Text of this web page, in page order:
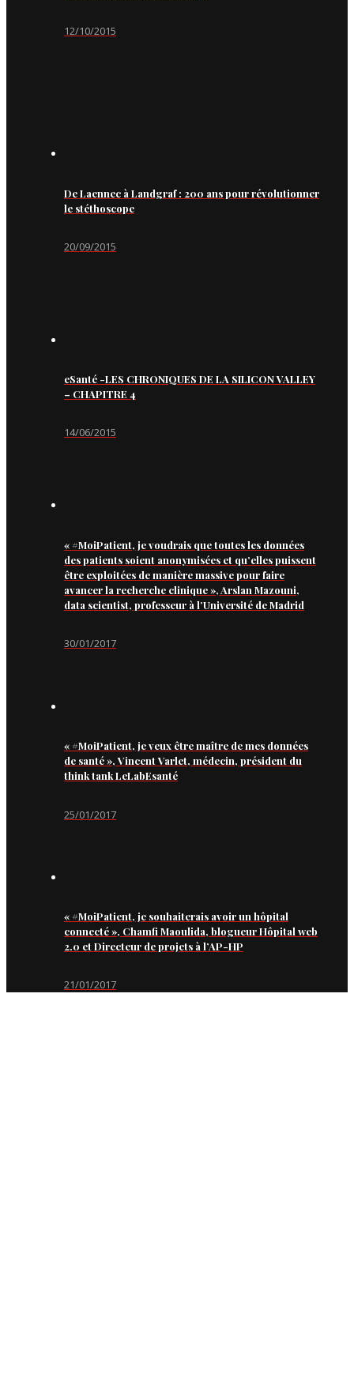
12/10/2015
De Laennec à Landgraf : 200 ans pour révolutionner
le stéthoscope
20/09/2015
eSanté -LES CHRONIQUES DE LA SILICON VALLEY
– CHAPITRE 4
14/06/2015
« #MoiPatient, je voudrais que toutes les données
des patients soient anonymisées et qu’elles puissent
être exploitées de manière massive pour faire
avancer la recherche clinique », Arslan Mazouni,
data scientist, professeur à l’Université de Madrid
30/01/2017
« #MoiPatient, je veux être maître de mes données
de santé », Vincent Varlet, médecin, président du
think tank LeLabEsanté
25/01/2017
« #MoiPatient, je souhaiterais avoir un hôpital
connecté », Chamfi Maoulida, blogueur Hôpital web
2.0 et Directeur de projets à l’AP-HP
21/01/2017